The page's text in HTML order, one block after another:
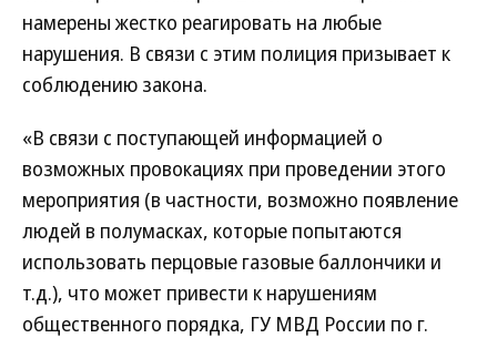
намерены жестко реагировать на любые
нарушения. В связи с этим полиция призывает к
соблюдению закона.
«В связи с поступающей информацией о
возможных провокациях при проведении этого
мероприятия (в частности, возможно появление
людей в полумасках, которые попытаются
использовать перцовые газовые баллончики и
т.д.), что может привести к нарушениям
общественного порядка, ГУ МВД России по г.